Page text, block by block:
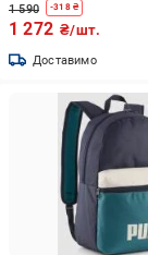
1 590 -318₴
1 272 ₴/шт.
Доставимо